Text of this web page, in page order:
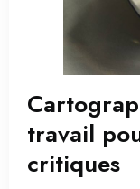
travail
critiques